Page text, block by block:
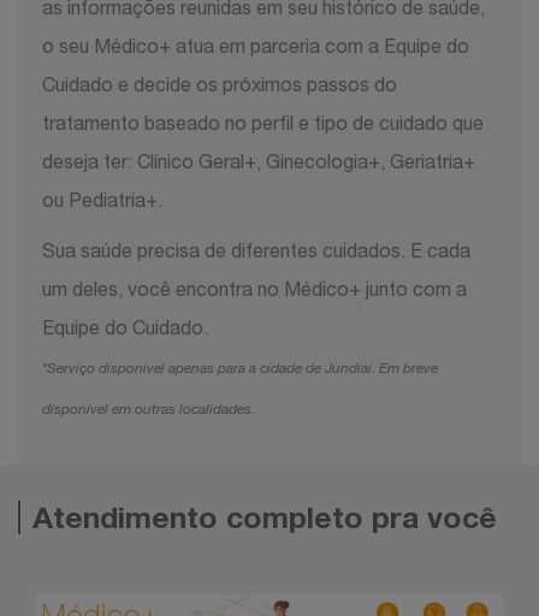
as informações reunidas em seu histórico de saúde,
o seu Médico+ atua em parceria com a Equipe do
Cuidado e decide os próximos passos do
tratamento baseado no perfil e tipo de cuidado que
deseja ter: Clínico Geral+, Ginecologia+, Geriatria+
ou Pediatria+.
Sua saúde precisa de diferentes cuidados. E cada
um deles, você encontra no Médico+ junto com a
Equipe do Cuidado.
*Serviço disponível apenas para a cidade de Jundiaí. Em breve
disponível em outras localidades.
Atendimento completo pra você